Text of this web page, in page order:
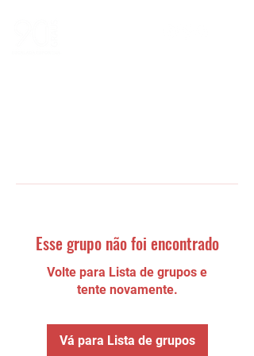
Esse grupo não foi encontrado
Volte para Lista de grupos e
tente novamente.
Vá para Lista de grupos